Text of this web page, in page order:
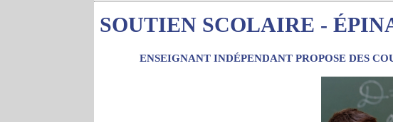
SOUTIEN SCOLAIRE -
ENSEIGNANT INDÉPENDANT PROPOSE DES